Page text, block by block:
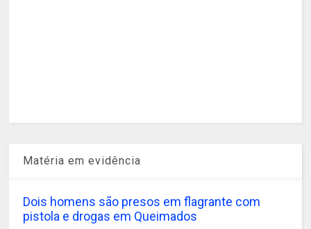
Matéria em evidência
Dois homens são presos em flagrante com
pistola e drogas em Queimados